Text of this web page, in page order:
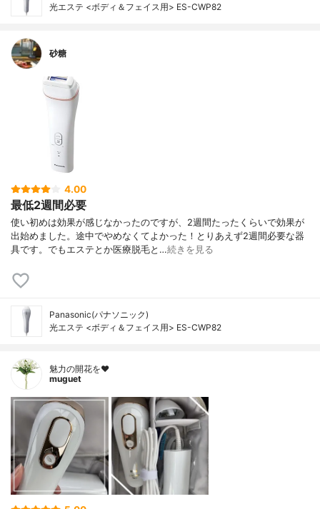
光エステ <ボディ＆フェイス用> ES-CWP82
砂糖
4.00
最低2週間必要
使い初めは効果が感じなかったのですが、2週間たったくらいで効果が
出始めました。途中でやめなくてよかった！とりあえず2週間必要な器
具です。でもエステとか医療脱毛と…続きを見る
Panasonic(パナソニック)
光エステ <ボディ＆フェイス用> ES-CWP82
魅力の開花を❤︎
muguet